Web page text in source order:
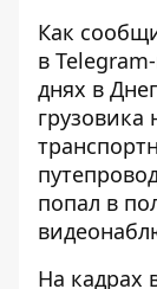
Как
в
днях в
грузовика
попал в
На кадрах